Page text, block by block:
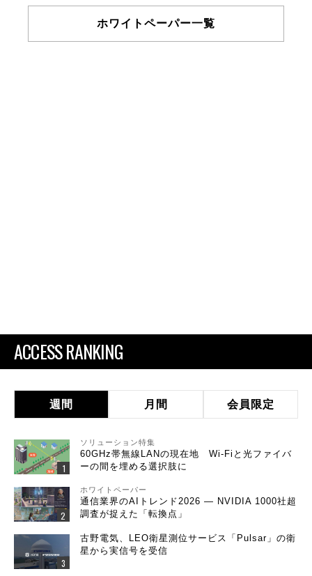
ホワイトペーパー一覧
ACCESS RANKING
週間 月間 会員限定
ソリューション特集
60GHz帯無線LANの現在地 Wi-Fiと光ファイバ
ーの間を埋める選択肢に
ホワイトペーパー
通信業界のAIトレンド2026 ― NVIDIA 1000社超
調査が捉えた「転換点」
古野電気、LEO衛星測位サービス「Pulsar」の衛
星から実信号を受信